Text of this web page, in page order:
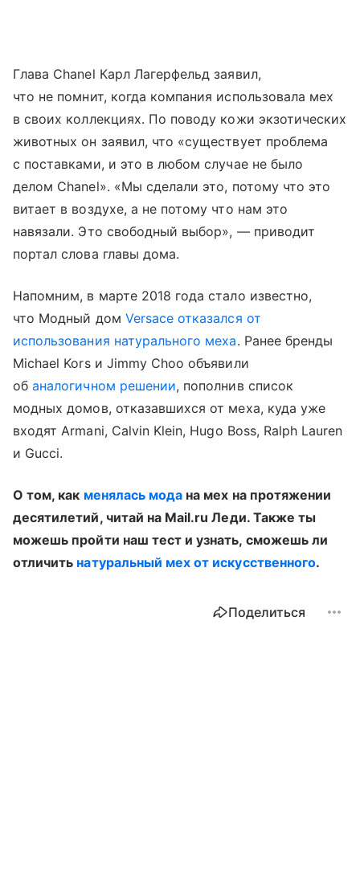
Глава Chanel Карл Лагерфельд заявил,
что не помнит, когда компания использовала мех
в своих коллекциях. По поводу кожи экзотических
животных он заявил, что «существует проблема
с поставками, и это в любом случае не было
делом Chanel». «Мы сделали это, потому что это
витает в воздухе, а не потому что нам это
навязали. Это свободный выбор», — приводит
портал слова главы дома.
Напомним, в марте 2018 года стало известно,
что Модный дом Versace отказался от
использования натурального меха. Ранее бренды
Michael Kors и Jimmy Choo объявили
обаналогичном решении, пополнив список
модных домов, отказавшихся от меха, куда уже
входят Armani, Calvin Klein, Hugo Boss, Ralph Lauren
и Gucci.
О том, как менялась мода на мех на протяжении
десятилетий, читай на Mail.ru Леди. Также ты
можешь пройти наш тест и узнать, сможешь ли
отличить натуральный мех от искусственного.
Поделиться